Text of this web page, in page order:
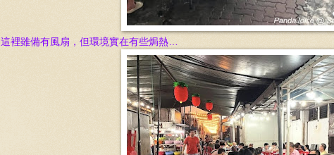
這裡雖備有風扇，但環境實在有些焗熱…